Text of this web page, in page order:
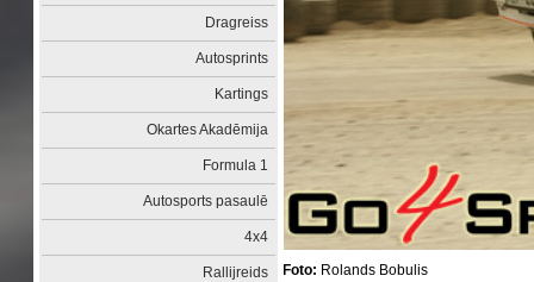
Dragreiss
Autosprints
Kartings
Okartes Akadēmija
Formula 1
Autosports pasaulē
4x4
Rallijreids Foto: Rolands Bobulis